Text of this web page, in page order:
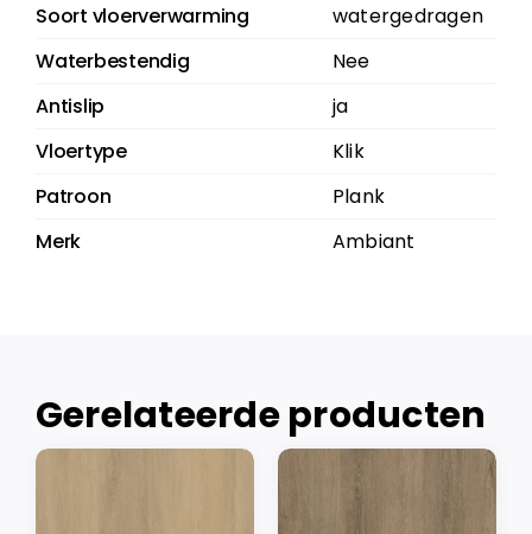
Soort vloerverwarming
watergedragen
Waterbestendig
Nee
Antislip
ja
Vloertype
Klik
Patroon
Plank
Merk
Ambiant
Gerelateerde producten